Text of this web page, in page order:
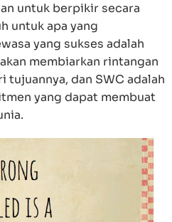
untuk berpikir secara
untuk apa yang
yang sukses adalah
membiarkan rintangan
tujuannya, dan SWC adalah
yang dapat membuat